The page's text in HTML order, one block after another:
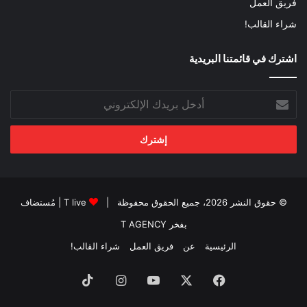
فريق العمل
شراء القالب!
اشترك في قائمتنا البريدية
بريدك
الإلكتروني
© حقوق النشر 2026، جميع الحقوق محفوظة | T live | مُستضاف
بفخر T AGENCY
الرئيسية
عن فريق العمل شراء القالب!
فيسبوك ‫YouTubeانستقرام